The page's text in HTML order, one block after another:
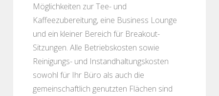
Möglichkeiten zur Tee- und
Kaffeezubereitung, eine Business Lounge
und ein kleiner Bereich für Breakout-
Sitzungen. Alle Betriebskosten sowie
Reinigungs- und Instandhaltungskosten
sowohl für Ihr Büro als auch die
gemeinschaftlich genutzten Flächen sind